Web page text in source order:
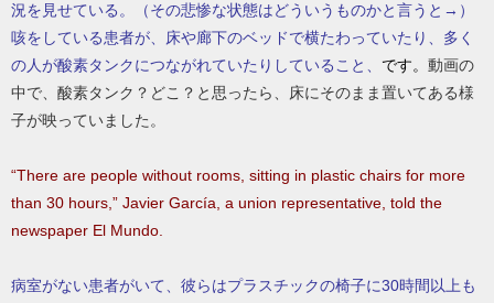
況を見せている。（その悲惨な状態はどういうものかと言うと→）
咳をしている患者が、床や廊下のベッドで横たわっていたり、多く
の人が酸素タンクにつながれていたりしていること、 です。 動画の
中で、酸素タンク？どこ？と思ったら、床にそのまま置いてある様
子が映っていました。
“There are people without rooms, sitting in plastic chairs for more
than 30 hours,” Javier García, a union representative, told the
newspaper El Mundo.
病室がない患者がいて、彼らはプラスチックの椅子に30時間以上も